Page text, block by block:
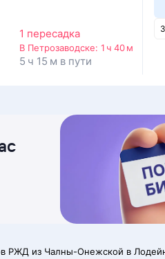
1 пересадка
В Петрозаводске: 1 ч 40 м
5 ч 15 м в пути
РЖД из Чалны-Онежской в